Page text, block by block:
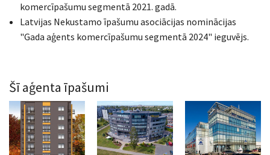
komercīpašumu segmentā 2021. gadā.
Latvijas Nekustamo īpašumu asociācijas nominācijas
"Gada aģents komercīpašumu segmentā 2024" ieguvējs.
Šī aģenta īpašumi